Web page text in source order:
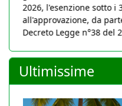
2026, l'esenzione sotto i
all'approvazione, da
Decreto Legge n°38 del
Ultimissime